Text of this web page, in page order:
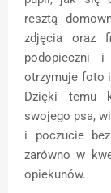
resztą
zdjęcia oraz
podopieczni
otrzymuje foto
Dzięki temu
swojego psa,
i poczucie
zarówno w
opiekunów.